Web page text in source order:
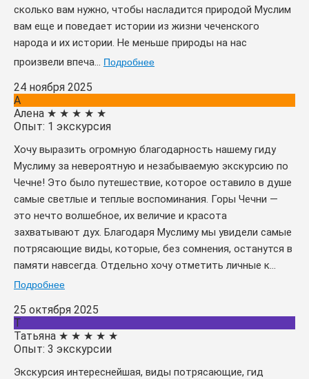
сколько вам нужно, чтобы насладится природой Муслим
вам еще и поведает истории из жизни чеченского
народа и их истории. Не меньше природы на нас
произвели впеча...
Подробнее
24 ноября 2025
А
Алена ★ ★ ★ ★ ★
Опыт: 1 экскурсия
Хочу выразить огромную благодарность нашему гиду
Муслиму за невероятную и незабываемую экскурсию по
Чечне! Это было путешествие, которое оставило в душе
самые светлые и теплые воспоминания. Горы Чечни —
это нечто волшебное, их величие и красота
захватывают дух. Благодаря Муслиму мы увидели самые
потрясающие виды, которые, без сомнения, останутся в
памяти навсегда. Отдельно хочу отметить личные к...
Подробнее
25 октября 2025
Т
Татьяна ★ ★ ★ ★ ★
Опыт: 3 экскурсии
Экскурсия интереснейшая, виды потрясающие, гид